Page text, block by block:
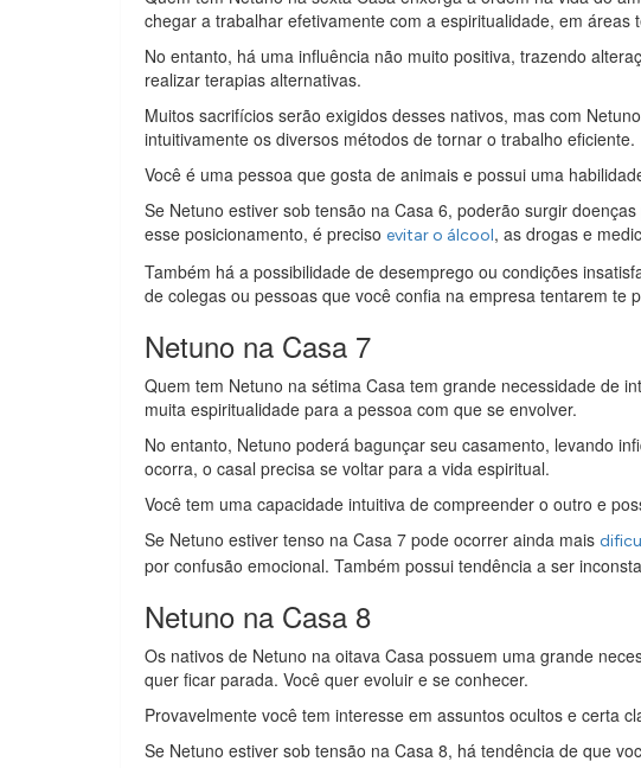
chegar a trabalhar efetivamente com a espiritualidade, em áreas
No entanto, há uma influência não muito positiva, trazendo
realizar terapias alternativas.
Muitos sacrifícios serão exigidos desses nativos, mas com
intuitivamente os diversos métodos de tornar o trabalho eficiente.
Você é uma pessoa que gosta de animais e possui uma
Se Netuno estiver sob tensão na Casa 6, poderão surgir
esse posicionamento, é preciso evitar o álcool, as drogas e
Também há a possibilidade de desemprego ou condições
de colegas ou pessoas que você confia na empresa tentarem te
Netuno na Casa 7
Quem tem Netuno na sétima Casa tem grande necessidade de
muita espiritualidade para a pessoa com que se envolver.
No entanto, Netuno poderá bagunçar seu casamento, levando
ocorra, o casal precisa se voltar para a vida espiritual.
Você tem uma capacidade intuitiva de compreender o outro e
Se Netuno estiver tenso na Casa 7 pode ocorrer ainda mais
por confusão emocional. Também possui tendência a ser
Netuno na Casa 8
Os nativos de Netuno na oitava Casa possuem uma grande
quer ficar parada. Você quer evoluir e se conhecer.
Provavelmente você tem interesse em assuntos ocultos e certa
Se Netuno estiver sob tensão na Casa 8, há tendência de que